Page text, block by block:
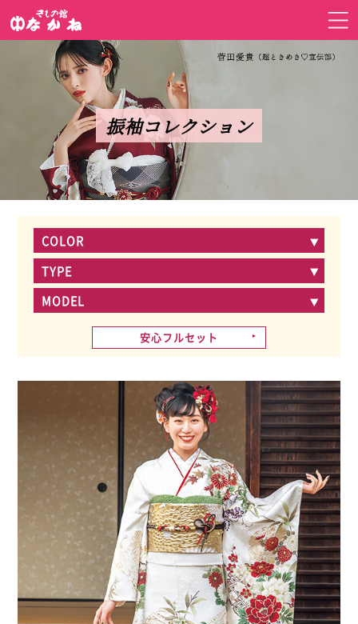
振袖コレクション
COLOR
TYPE
MODEL
安心フルセット